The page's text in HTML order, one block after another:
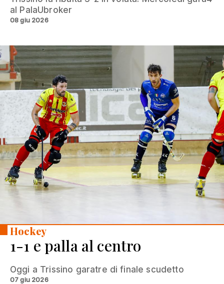
al PalaUbroker
08 giu 2026
Hockey
1-1 e palla al centro
Oggi a Trissino garatre di finale scudetto
07 giu 2026